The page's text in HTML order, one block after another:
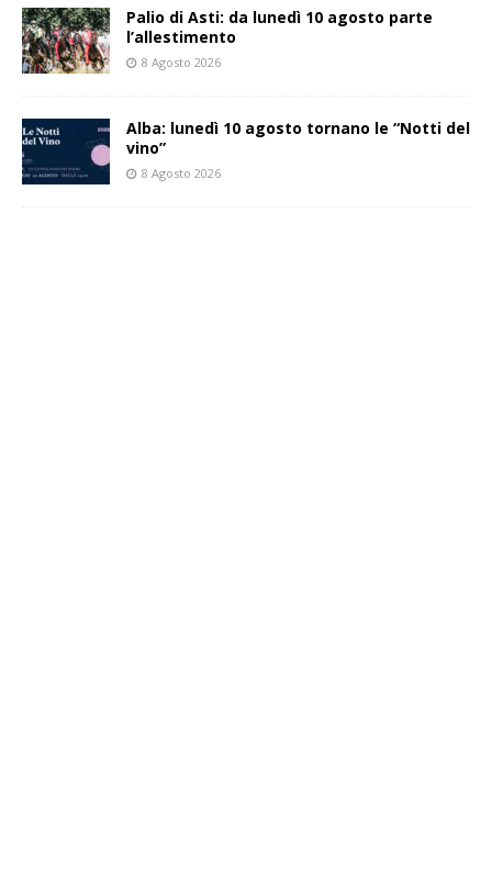
Palio di Asti: da lunedì 10 agosto parte
l’allestimento
8 Agosto 2026
Alba: lunedì 10 agosto tornano le “Notti del
vino”
8 Agosto 2026